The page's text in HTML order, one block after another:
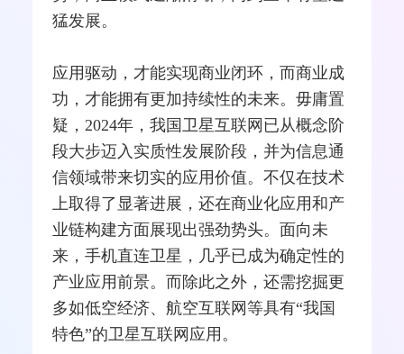
猛发展。
应用驱动，才能实现商业闭环，而商业成
功，才能拥有更加持续性的未来。毋庸置
疑，2024年，我国卫星互联网已从概念阶
段大步迈入实质性发展阶段，并为信息通
信领域带来切实的应用价值。不仅在技术
上取得了显著进展，还在商业化应用和产
业链构建方面展现出强劲势头。面向未
来，手机直连卫星，几乎已成为确定性的
产业应用前景。而除此之外，还需挖掘更
多如低空经济、航空互联网等具有“我国
特色”的卫星互联网应用。